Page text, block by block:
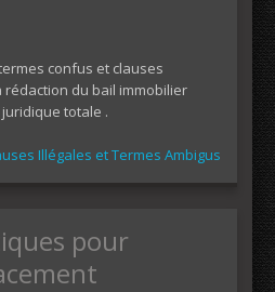
confus et clauses
du bail immobilier
totale .
Illégales et Termes Ambigus
pour